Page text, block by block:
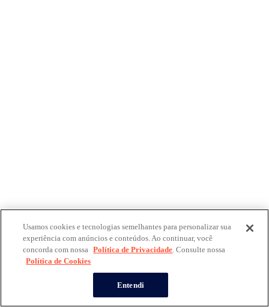
Usamos cookies e tecnologias semelhantes para personalizar sua
experiência com anúncios e conteúdos. Ao continuar, você
concorda com nossa Política de Privacidade. Consulte nossa
Política de Cookies
Entendi